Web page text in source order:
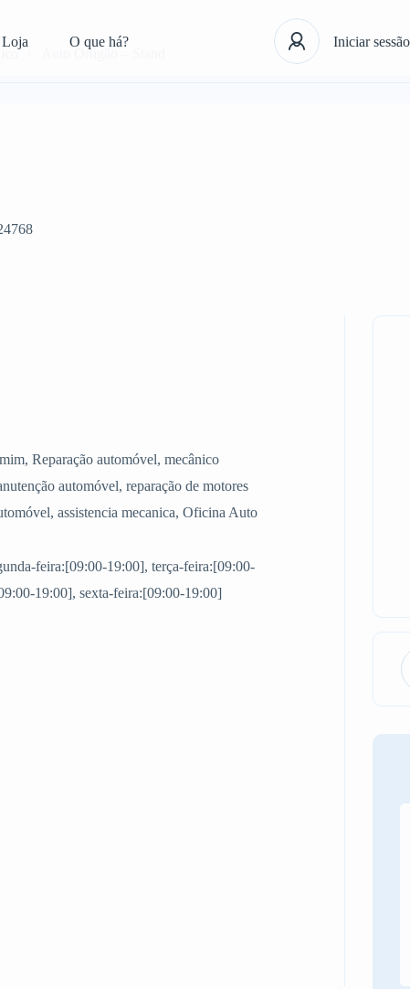
Loja O que há? Iniciar sessão
Auto Ortigão – Stand
Reparação automóvel, mecânico
automóvel, reparação de motores
assistencia mecanica, Oficina Auto
feira:[09:00-19:00], terça-feira:[09:00-
19:00], sexta-feira:[09:00-19:00]